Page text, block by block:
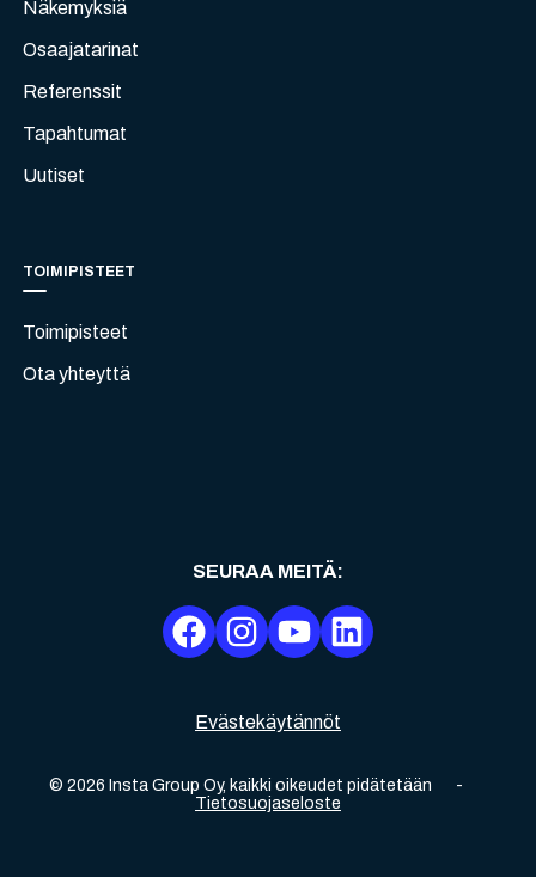
Näkemyksiä
Osaajatarinat
Referenssit
Tapahtumat
Uutiset
TOIMIPISTEET
Toimipisteet
Ota yhteyttä
Evästekäytännöt
© 2026 Insta Group Oy, kaikki oikeudet pidätetään
-
Tietosuojaseloste
SEURAA MEITÄ: